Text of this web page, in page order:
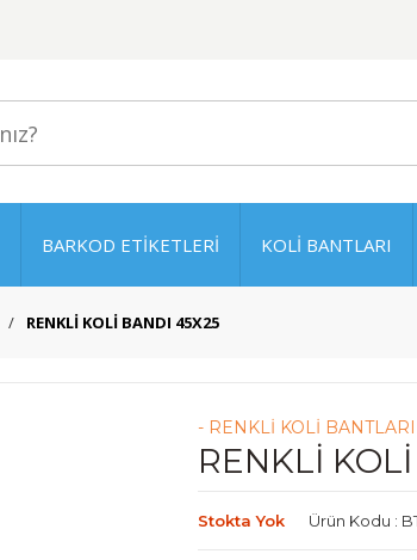
BARKOD ETİKETLERİ KOLİ BANTLARI
RENKLİ KOLİ BANDI 45X25
- RENKLİ KOLİ BANTLARI
RENKLİ
Stokta Yok Ürün Kodu :